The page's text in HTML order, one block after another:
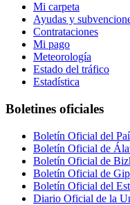
Mi carpeta
Ayudas y
Contrataciones
Mi pago
Meteorología
Estado del tráfico
Estadística
Boletines oficiales
Boletín Oficial del
Boletín Oficial de
Boletín Oficial de
Boletín Oficial de
Boletín Oficial del
Diario Oficial de la